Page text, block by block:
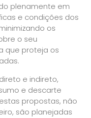
plenamente em
e condições dos
os
o seu
que proteja os
e indireto,
e descarte
propostas, não
são planejadas